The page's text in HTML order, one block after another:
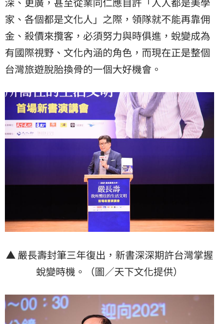
家、各個都是文化人」之際，領隊就不能再靠佣
金、殺價來攬客，必須努力與時俱進，蛻變成為
有國際視野、文化內涵的角色，而現在正是整個
台灣旅遊脫胎換骨的一個大好機會。
▲ 嚴長壽封筆三年復出，新書深深期許台灣掌握
蛻變時機。（圖／天下文化提供）